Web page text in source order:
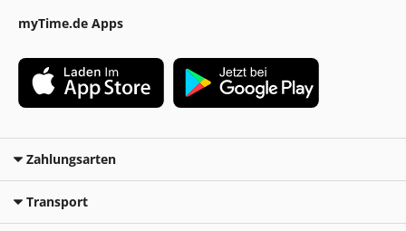
myTime.de Apps
Zahlungsarten
Transport